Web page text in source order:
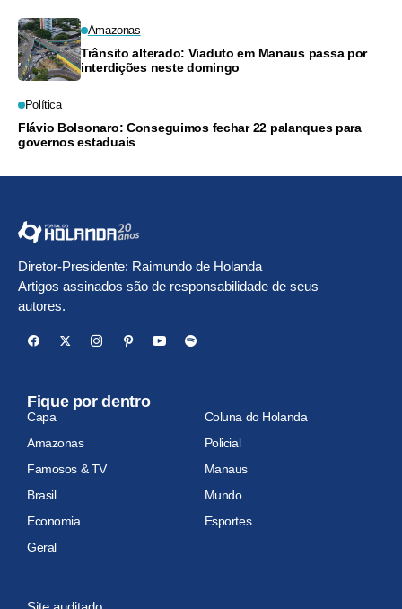
Amazonas
Trânsito alterado: Viaduto em Manaus passa por
interdições neste domingo
Política
Flávio Bolsonaro: Conseguimos fechar 22 palanques para
governos estaduais
Diretor-Presidente: Raimundo de Holanda
Artigos assinados são de responsabilidade de seus
autores.
Fique por dentro
Capa
Coluna do Holanda
Amazonas
Policial
Famosos & TV
Manaus
Brasil
Mundo
Economia
Esportes
Geral